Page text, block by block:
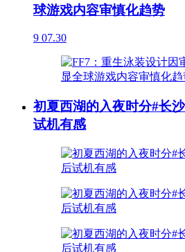
球游戏内容审慎化趋势
9 07.30
初夏西湖的入夜时分#长
试机有感